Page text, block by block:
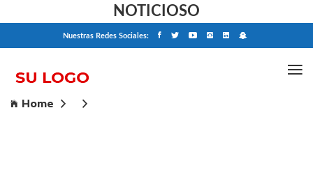
NOTICIOSO
Nuestras Redes Sociales:
Home